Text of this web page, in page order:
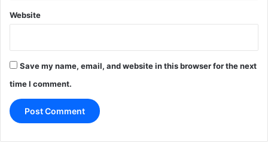
Website
Save my name, email, and website in this browser for the next
time I comment.